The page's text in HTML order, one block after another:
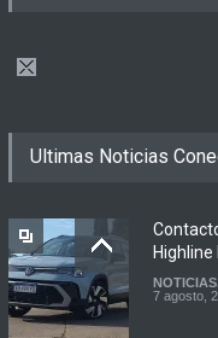
Ultimas Noticias
NOTICIAS
7 agosto,